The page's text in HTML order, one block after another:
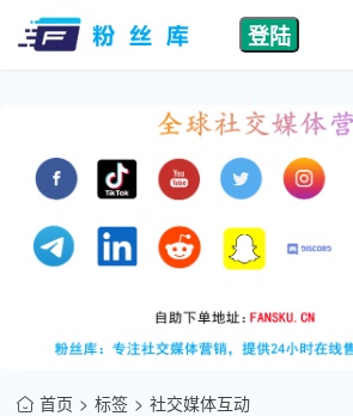
登陆
首页 标签 社交媒体互动